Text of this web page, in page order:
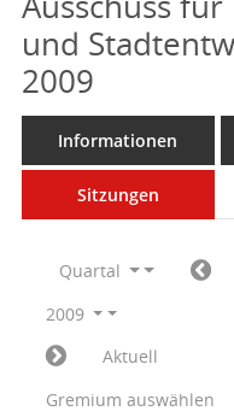
und
2009
Informationen
Sitzungen
Quartal
2009
Aktuell
Gremium auswählen